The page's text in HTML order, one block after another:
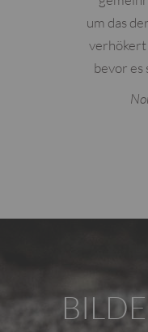
um das
verhökert
bevor